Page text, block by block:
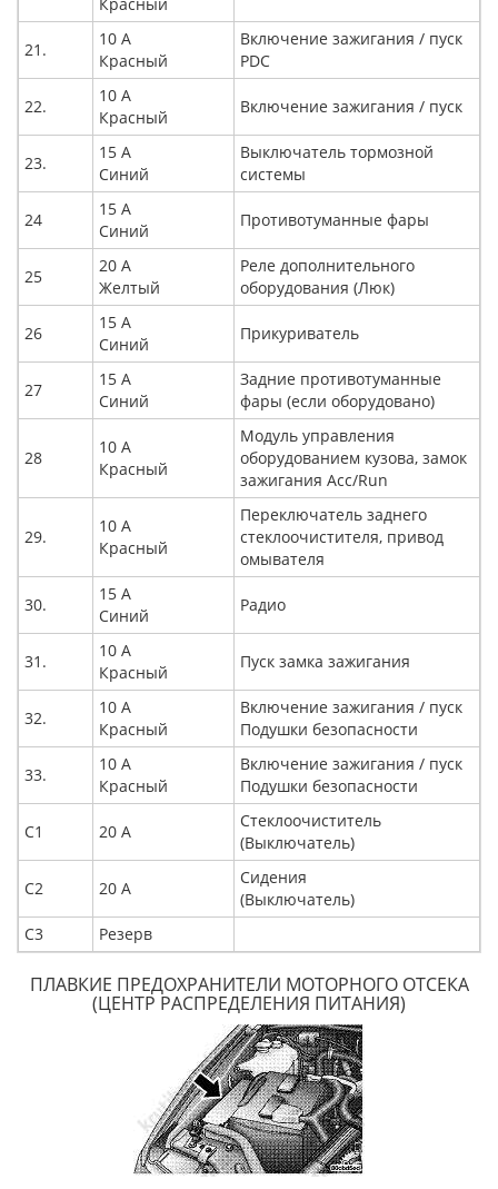
21.
10 А
Красный
Включение зажигания / пуск
PDC
22.
10 А
Красный
Включение зажигания / пуск
23.
15 А
Синий
Выключатель тормозной
системы
24
15 А
Синий
Противотуманные фары
25
20 А
Желтый
Реле дополнительного
оборудования (Люк)
26
15 А
Синий
Прикуриватель
27
15 А
Синий
Задние противотуманные
фары (если оборудовано)
28
10 А
Красный
Модуль управления
оборудованием кузова, замок
зажигания Acc/Run
29.
10 А
Красный
Переключатель заднего
стеклоочистителя, привод
омывателя
30.
15 А
Синий
Радио
31.
10 А
Красный
Пуск замка зажигания
32.
10 А
Красный
Включение зажигания / пуск
Подушки безопасности
33.
10 А
Красный
Включение зажигания / пуск
Подушки безопасности
С1 20 А
Стеклоочиститель
(Выключатель)
С2 20 А
Сидения
(Выключатель)
С3
Резерв
ПЛАВКИЕ ПРЕДОХРАНИТЕЛИ МОТОРНОГО ОТСЕКА
(ЦЕНТР РАСПРЕДЕЛЕНИЯ ПИТАНИЯ)